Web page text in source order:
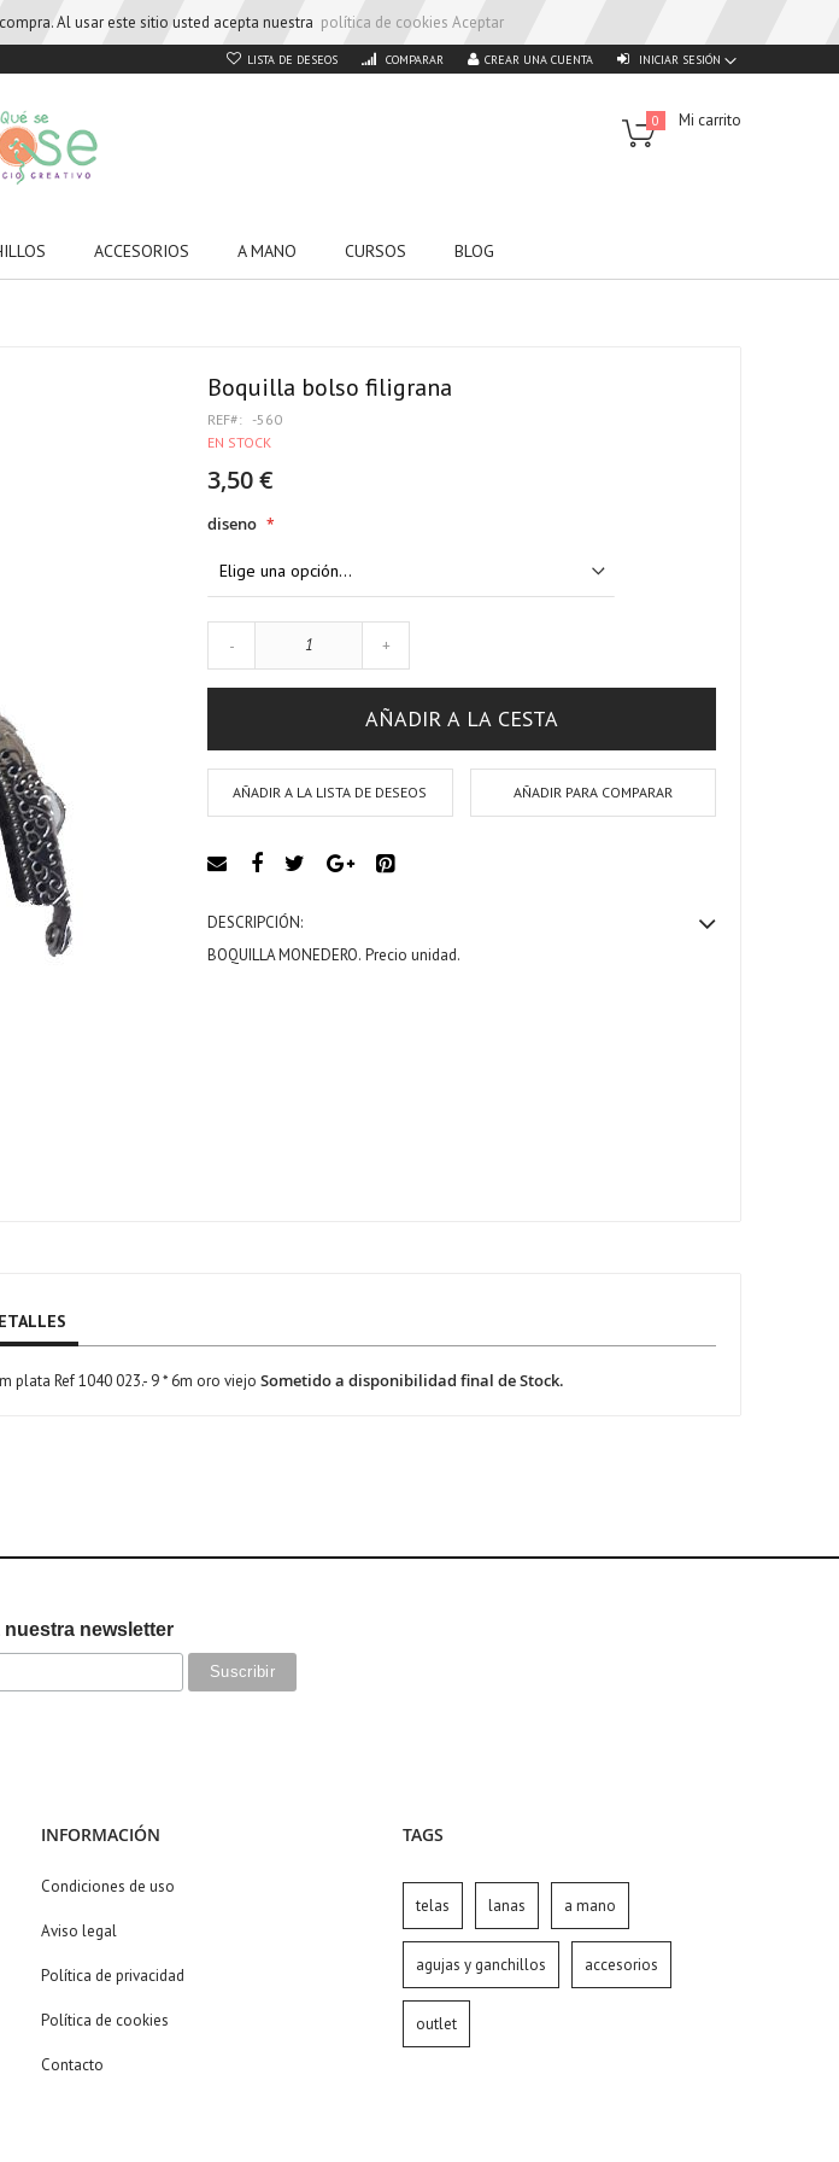
Al usar este sitio usted acepta nuestra política de cookies Aceptar
LISTA DE DESEOS COMPARAR INICIAR SESIÓN
CREAR UNA CUENTA
Mi carrito
0
ACCESORIOS A MANO CURSOS BLOG
Boquilla bolso filigrana
REF
-560
EN STOCK
3,50 €
diseno
- +
AÑADIR A LA CESTA
AÑADIR A LA LISTA DE DESEOS AÑADIR PARA COMPARAR
DESCRIPCIÓN:
BOQUILLA MONEDERO. Precio unidad.
plata Ref 1040 023.- 9 * 6m oro viejo Sometido a disponibilidad final de Stock.
newsletter
INFORMACIÓN
Condiciones de uso
Aviso legal
Política de privacidad
Política de cookies
Contacto
TAGS
telas lanas a mano
agujas y ganchillos accesorios
outlet